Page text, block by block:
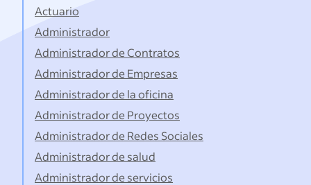
Actuario
Administrador
Administrador de Contratos
Administrador de Empresas
Administrador de la oficina
Administrador de Proyectos
Administrador de Redes Sociales
Administrador de salud
Administrador de servicios